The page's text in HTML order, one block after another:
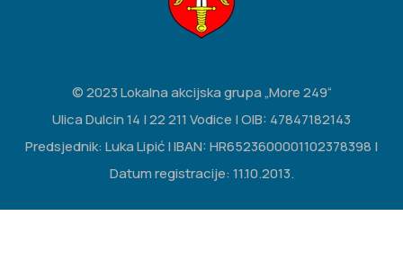
© 2023 Lokalna akcijska grupa „More 249“
Ulica Dulcin 14 | 22 211 Vodice | OIB: 47847182143
Predsjednik: Luka Lipić | IBAN: HR6523600001102378398 |
Datum registracije: 11.10.2013.